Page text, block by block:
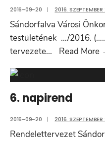
2016-09-20 | 2016. SZEPTEMBER
Sándorfalva Városi
testületének …/2016.
tervezete... Read More
6. napirend
2016-09-20 | 2016. SZEPTEMBER
Rendelettervezet